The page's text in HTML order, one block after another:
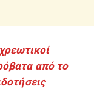
από το